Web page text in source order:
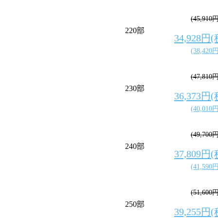
220部
(45,910
34,928円(
(38,420
230部
(47,810
36,373円(
(40,010
240部
(49,700
37,809円(
(41,590
250部
(51,600
39,255円(